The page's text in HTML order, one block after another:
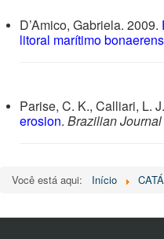
D’Amico, Gabriela. 2009.
litoral marítimo
Parise, C. K., Calliari, L.
erosion. Brazilian
Você está aqui: Início